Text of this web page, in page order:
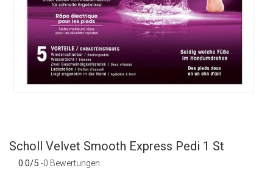
Scholl Velvet Smooth Express Pedi 1 St
0.0/5 -0 Bewertungen